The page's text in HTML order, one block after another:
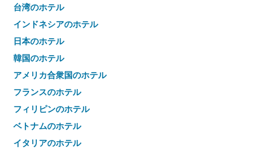
台湾のホテル
インドネシアのホテル
日本のホテル
韓国のホテル
アメリカ合衆国のホテル
フランスのホテル
フィリピンのホテル
ベトナムのホテル
イタリアのホテル